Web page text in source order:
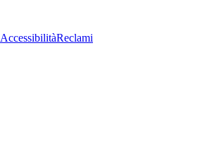
AccessibilitàReclami